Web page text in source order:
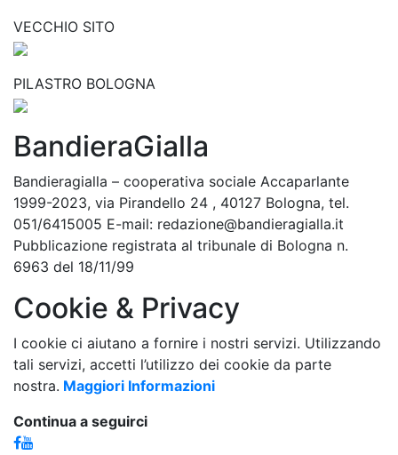
VECCHIO SITO
PILASTRO BOLOGNA
BandieraGialla
Bandieragialla – cooperativa sociale Accaparlante
1999-2023, via Pirandello 24 , 40127 Bologna, tel.
051/6415005 E-mail: redazione@bandieragialla.it
Pubblicazione registrata al tribunale di Bologna n.
6963 del 18/11/99
Cookie & Privacy
I cookie ci aiutano a fornire i nostri servizi. Utilizzando
tali servizi, accetti l’utilizzo dei cookie da parte
nostra. Maggiori Informazioni
Continua a seguirci